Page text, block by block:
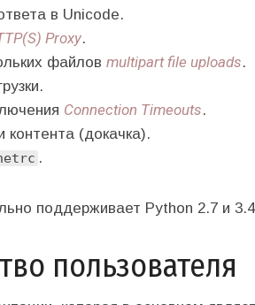
в Unicode.
Proxy.
файлов multipart file uploads.
Connection Timeouts.
контента (докачка).
.
поддерживает Python 2.7 и
пользователя